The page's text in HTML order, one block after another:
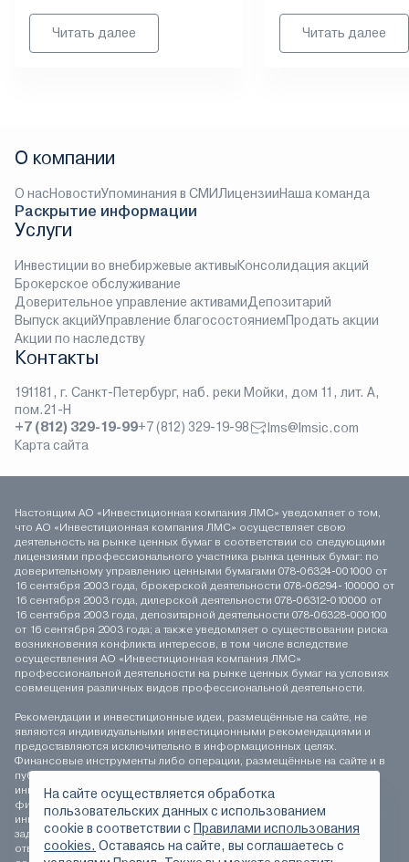
Читать далее Читать далее
О компании
О насНовостиУпоминания в СМИЛицензииНаша команда
Раскрытие информации
Услуги
Инвестиции во внебиржевые активыКонсолидация акций
Брокерское обслуживание
Доверительное управление активамиДепозитарий
Выпуск акцийУправление благосостояниемПродать акции
Акции по наследству
Контакты
191181, г. Санкт-Петербург, наб. реки Мойки, дом 11, лит. А,
пом.21-Н
+7 (812) 329-19-99+7 (812) 329-19-98
lms@lmsic.com
Карта сайта
Настоящим АО «Инвестиционная компания ЛМС» уведомляет о том,
что АО «Инвестиционная компания ЛМС» осуществляет свою
деятельность на рынке ценных бумаг в соответствии со следующими
лицензиями профессионального участника рынка ценных бумаг: по
доверительному управлению ценными бумагами 078-06324-001000 от
16 сентября 2003 года, брокерской деятельности 078-06294-100000 от
16 сентября 2003 года, дилерской деятельности 078-06312-010000 от
16 сентября 2003 года, депозитарной деятельности 078-06328-000100
от 16 сентября 2003 года; а также уведомляет о существовании риска
возникновения конфликта интересов, в том числе вследствие
осуществления АО «Инвестиционная компания ЛМС»
профессиональной деятельности на рынке ценных бумаг на условиях
совмещения различных видов профессиональной деятельности.
Рекомендации и инвестиционные идеи, размещённые на сайте, не
являются индивидуальными инвестиционными рекомендациями и
предоставляются исключительно в информационных целях.
Финансовые инструменты либо операции, размещённые на сайте и в
публикуемых материалах, могут не соответствовать вашему
инвестиционному профилю. Определение соответствия
финансового инструмента либо операции инвестиционным целям,
инвестиционному горизонту и толерантности к риску является
задачей инвестора. АО «Инвестиционная компания ЛМС» не несёт
ответственности за возможные убытки инвестора в случае
На сайте осуществляется обработка
пользовательских данных с использованием
сookie в соответствии с Правилами использования
cookies. Оставаясь на сайте, вы соглашаетесь с